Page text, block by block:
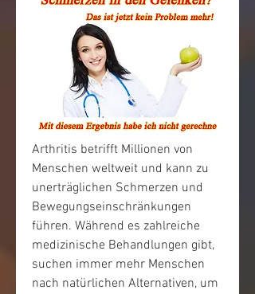
Arthritis betrifft Millionen von
Menschen weltweit und kann zu
unerträglichen Schmerzen und
Bewegungseinschränkungen
führen. Während es zahlreiche
medizinische Behandlungen gibt,
suchen immer mehr Menschen
nach natürlichen Alternativen, um